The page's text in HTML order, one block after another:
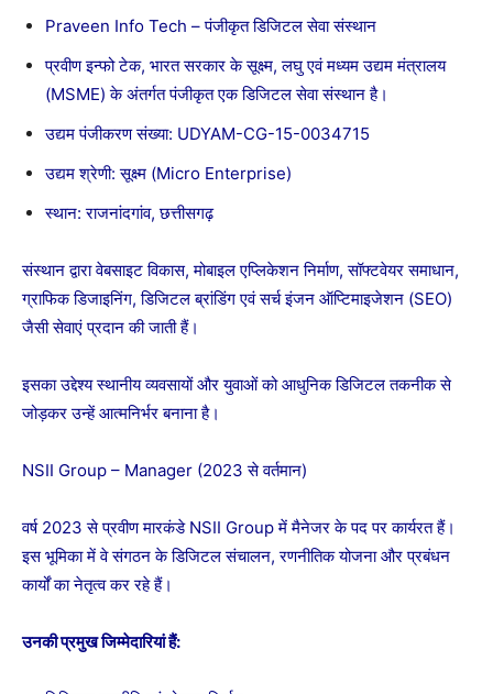
Praveen Info Tech – पंजीकृत डिजिटल सेवा संस्थान
प्रवीण इन्फो टेक, भारत सरकार के सूक्ष्म, लघु एवं मध्यम उद्यम मंत्रालय
(MSME) के अंतर्गत पंजीकृत एक डिजिटल सेवा संस्थान है।
उद्यम पंजीकरण संख्या: UDYAM-CG-15-0034715
उद्यम श्रेणी: सूक्ष्म (Micro Enterprise)
स्थान: राजनांदगांव, छत्तीसगढ़
संस्थान द्वारा वेबसाइट विकास, मोबाइल एप्लिकेशन निर्माण, सॉफ्टवेयर समाधान,
ग्राफिक डिजाइनिंग, डिजिटल ब्रांडिंग एवं सर्च इंजन ऑप्टिमाइजेशन (SEO)
जैसी सेवाएं प्रदान की जाती हैं।
इसका उद्देश्य स्थानीय व्यवसायों और युवाओं को आधुनिक डिजिटल तकनीक से
जोड़कर उन्हें आत्मनिर्भर बनाना है।
NSII Group – Manager (2023 से वर्तमान)
वर्ष 2023 से प्रवीण मारकंडे NSII Group में मैनेजर के पद पर कार्यरत हैं।
इस भूमिका में वे संगठन के डिजिटल संचालन, रणनीतिक योजना और प्रबंधन
कार्यों का नेतृत्व कर रहे हैं।
उनकी प्रमुख जिम्मेदारियां हैं: